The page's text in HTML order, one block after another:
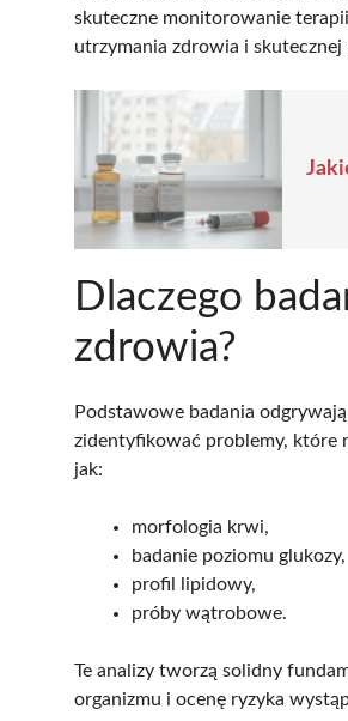
skuteczne monitorowanie
utrzymania zdrowia i
Dlaczego
zdrowia?
Podstawowe badania
zidentyfikować problemy, które
jak:
morfologia krwi,
badanie poziomu glukozy,
profil lipidowy,
próby wątrobowe.
Te analizy tworzą solidny
organizmu i ocenę ryzyka